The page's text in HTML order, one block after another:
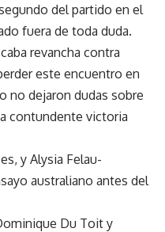
del partido en el
fuera de toda duda.
revancha contra
este encuentro en
no dejaron dudas sobre
contundente victoria
y Alysia Felau-
australiano antes del
Du Toit y